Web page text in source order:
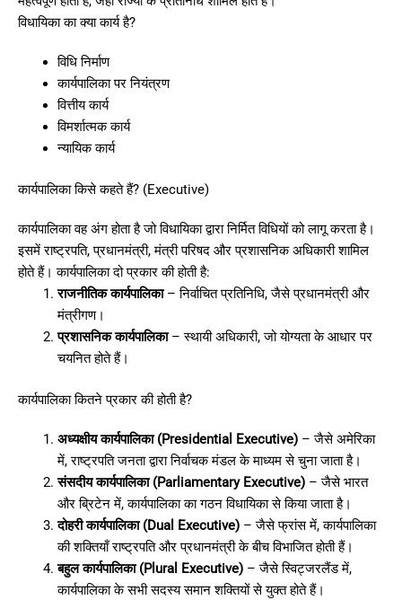
विधायिका का क्या कार्य है?
विधि निर्माण
कार्यपालिका पर नियंत्रण
वित्तीय कार्य
विमर्शात्मक कार्य
न्यायिक कार्य
कार्यपालिका किसे कहते हैं? (Executive)
कार्यपालिका वह अंग होता है जो विधायिका द्वारा निर्मित विधियों को लागू करता है।
इसमें राष्ट्रपति, प्रधानमंत्री, मंत्री परिषद और प्रशासनिक अधिकारी शामिल
होते हैं। कार्यपालिका दो प्रकार की होती है:
राजनीतिक कार्यपालिका– निर्वाचित प्रतिनिधि, जैसे प्रधानमंत्री और
मंत्रीगण।
प्रशासनिक कार्यपालिका– स्थायी अधिकारी, जो योग्यता के आधार पर
चयनित होते हैं।
कार्यपालिका कितने प्रकार की होती है?
अध्यक्षीय कार्यपालिका (Presidential Executive)– जैसे अमेरिका
में, राष्ट्रपति जनता द्वारा निर्वाचक मंडल के माध्यम से चुना जाता है।
संसदीय कार्यपालिका (Parliamentary Executive)– जैसे भारत
और ब्रिटेन में, कार्यपालिका का गठन विधायिका से किया जाता है।
दोहरी कार्यपालिका (Dual Executive)– जैसे फ्रांस में, कार्यपालिका
की शक्तियाँ राष्ट्रपति और प्रधानमंत्री के बीच विभाजित होती हैं।
बहुल कार्यपालिका (Plural Executive)– जैसे स्विट्जरलैंड में,
कार्यपालिका के सभी सदस्य समान शक्तियों से युक्त होते हैं।